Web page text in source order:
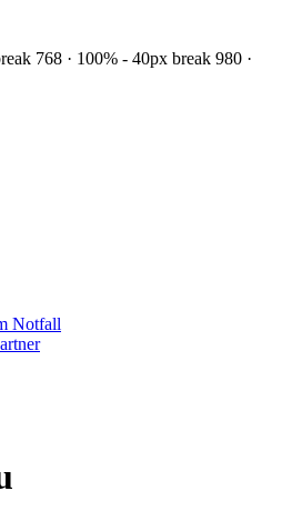
768 · 100% - 40px break 980 ·
Notfall